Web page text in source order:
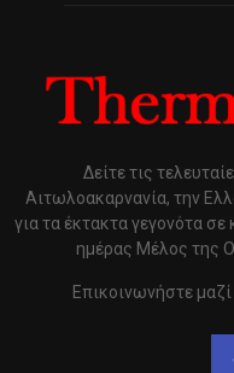
Δείτε τις
Αιτωλοακαρνανία, την
για τα έκτακτα γεγονότα σε
ημέρας Μέλος της
Επικοινωνήστε